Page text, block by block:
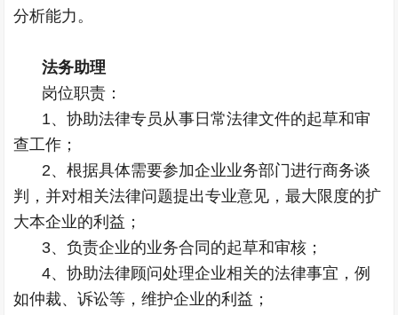
分析能力。
法务助理
岗位职责：
1、协助法律专员从事日常法律文件的起草和审
查工作；
2、根据具体需要参加企业业务部门进行商务谈
判，并对相关法律问题提出专业意见，最大限度的扩
大本企业的利益；
3、负责企业的业务合同的起草和审核；
4、协助法律顾问处理企业相关的法律事宜，例
如仲裁、诉讼等，维护企业的利益；